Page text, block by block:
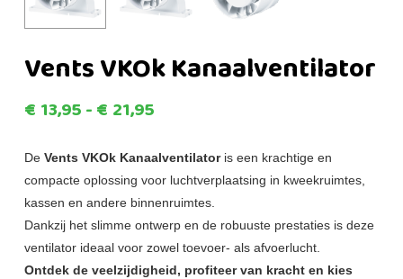
Vents VKOk Kanaalventilator
€ 13,95-€ 21,95Prijsklasse:
tot
€21,95
De Vents VKOk Kanaalventilatoris een krachtige en
compacte oplossing voor luchtverplaatsing in kweekruimtes,
kassen en andere binnenruimtes.
Dankzij het slimme ontwerp en de robuuste prestaties is deze
ventilator ideaal voor zowel toevoer- als afvoerlucht.
Ontdek de veelzijdigheid, profiteer van kracht en kies